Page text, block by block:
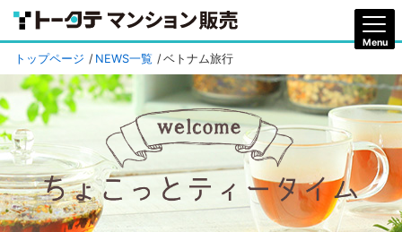
トップページ NEWS一覧 ベトナム旅行